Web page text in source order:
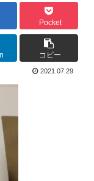
Pocket
コピー
2021.07.29